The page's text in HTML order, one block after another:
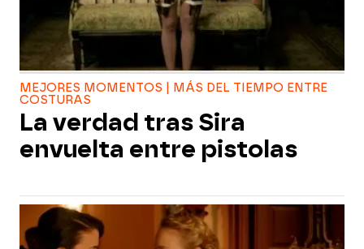
MEJORES MOMENTOS | MÁS DEL TIEMPO ENTRE
COSTURAS
La verdad tras Sira
envuelta entre pistolas